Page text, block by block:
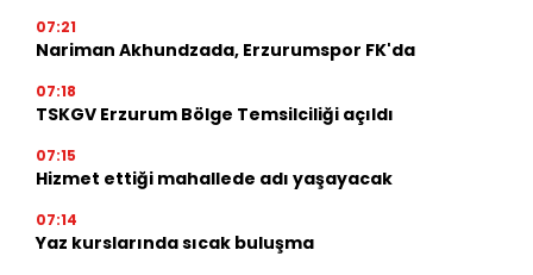
07:21
Nariman Akhundzada, Erzurumspor FK'da
07:18
TSKGV Erzurum Bölge Temsilciliği açıldı
07:15
Hizmet ettiği mahallede adı yaşayacak
07:14
Yaz kurslarında sıcak buluşma